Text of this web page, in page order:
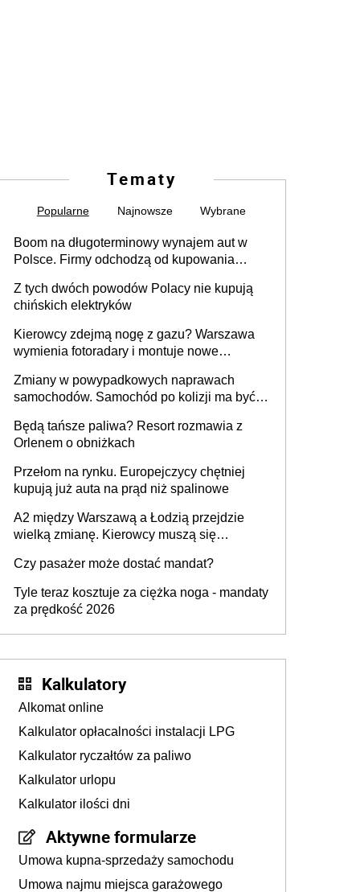
Tematy
Popularne Najnowsze Wybrane
Boom na długoterminowy wynajem aut w
Polsce. Firmy odchodzą od kupowania
Z tych dwóch powodów Polacy nie kupują
chińskich elektryków
Kierowcy zdejmą nogę z gazu? Warszawa
wymienia fotoradary i montuje nowe
Zmiany w powypadkowych naprawach
samochodów. Samochód po kolizji ma być
technologią producenta
Będą tańsze paliwa? Resort rozmawia z
Orlenem o obniżkach
Przełom na rynku. Europejczycy chętniej
kupują już auta na prąd niż spalinowe
A2 między Warszawą a Łodzią przejdzie
wielką zmianę. Kierowcy muszą się
Czy pasażer może dostać mandat?
Tyle teraz kosztuje za ciężka noga - mandaty
za prędkość 2026
Kalkulatory
Alkomat online
Kalkulator opłacalności instalacji LPG
Kalkulator ryczałtów za paliwo
Kalkulator urlopu
Kalkulator ilości dni
Aktywne formularze
Umowa kupna-sprzedaży samochodu
Umowa najmu miejsca garażowego